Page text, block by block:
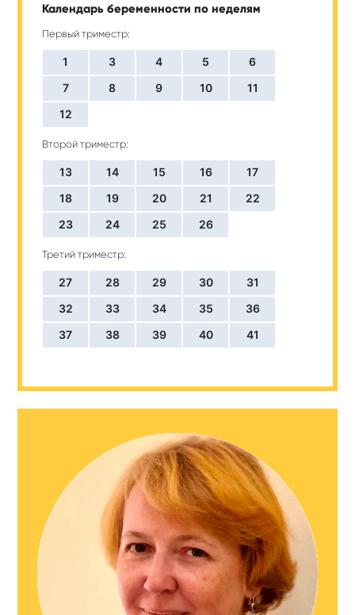
Календарь беременности по неделям
Первый триместр:
1 3 4 5
6
7
8 9 10
11
12
Второй триместр:
13 14 15 16
17
18
19 20 21
22
23
24 25 26
Третий триместр:
27 28 29 30
31
32
33 34 35
36
37
38 39 40 41